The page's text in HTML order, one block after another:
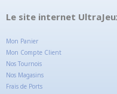
Le site internet
Mon Panier
Mon Compte Client
Nos Tournois
Nos Magasins
Frais de Ports